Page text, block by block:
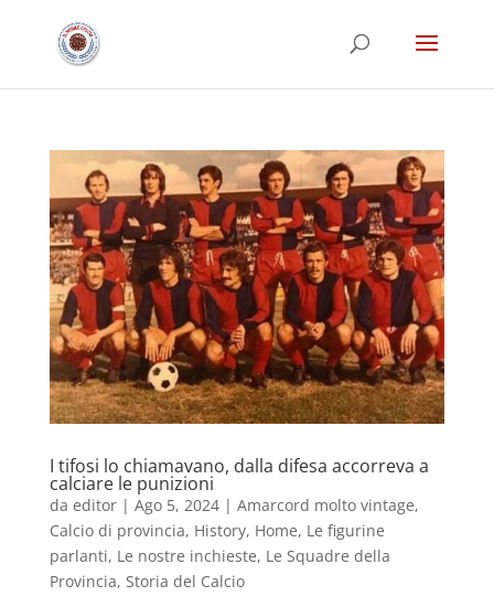
I tifosi lo chiamavano, dalla difesa accorreva a
calciare le punizioni
da editor| Ago 5, 2024| Amarcord molto vintage,
Calcio di provincia, History, Home, Le figurine
parlanti, Le nostre inchieste, Le Squadre della
Provincia, Storia del Calcio